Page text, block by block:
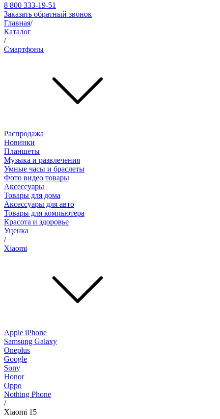
8 800 333-19-51
Заказать обратный звонок
Главная/
Каталог
/
Смартфоны
Распродажа
Новинки
Планшеты
Музыка и развлечения
Умные часы и браслеты
Фото видео товары
Аксессуары
Товары для дома
Аксессуары для авто
Товары для компьютера
Красота и здоровье
Уценка
/
Xiaomi
Apple iPhone
Samsung Galaxy
Oneplus
Google
Sony
Honor
Oppo
Nothing Phone
/
Xiaomi 15